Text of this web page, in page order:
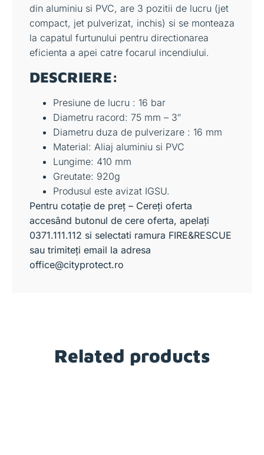
din aluminiu si PVC, are 3 pozitii de lucru (jet
compact, jet pulverizat, inchis) si se monteaza
la capatul furtunului pentru directionarea
eficienta a apei catre focarul incendiului.
DESCRIERE:
Presiune de lucru : 16 bar
Diametru racord: 75 mm – 3″
Diametru duza de pulverizare : 16 mm
Material: Aliaj aluminiu si PVC
Lungime: 410 mm
Greutate: 920g
Produsul este avizat IGSU.
Pentru cotație de preț – Cereți oferta
accesând butonul de cere oferta, apelați
0371.111.112 si selectati ramura FIRE&RESCUE
sau trimiteți email la adresa
office@cityprotect.ro
Related products